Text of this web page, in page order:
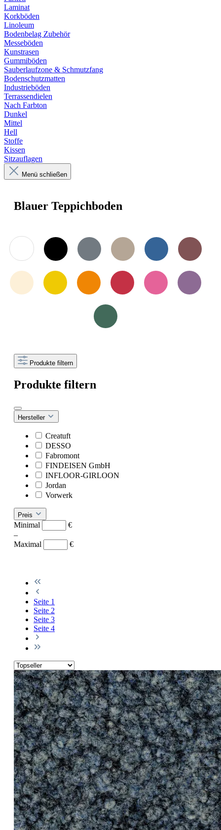
Laminat
Korkböden
Linoleum
Bodenbelag Zubehör
Messeböden
Kunstrasen
Gummiböden
Sauberlaufzone & Schmutzfang
Bodenschutzmatten
Industrieböden
Terrassendielen
Nach Farbton
Dunkel
Mittel
Hell
Stoffe
Kissen
Sitzauflagen
Menü schließen
Blauer Teppichboden
Produkte filtern
Produkte filtern
Hersteller
Creatuft
DESSO
Fabromont
FINDEISEN GmbH
INFLOOR-GIRLOON
Jordan
Vorwerk
Preis
Minimal
€
–
Maximal
€
Seite 1
Seite 2
Seite 3
Seite 4